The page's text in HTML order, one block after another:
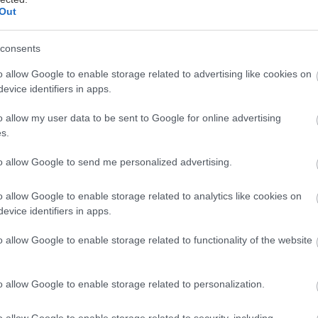
allow Google to enable storage related to advertising like cookies on
identifiers in apps.
allow my user data to be sent to Google for online advertising
allow Google to send me personalized advertising.
allow Google to enable storage related to analytics like cookies on
identifiers in apps.
allow Google to enable storage related to functionality of the website
allow Google to enable storage related to personalization.
vydrží roky? Pavol ich takto vyrobil už stovky